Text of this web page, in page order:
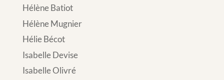
Hélène Batiot
Hélène Mugnier
Hélie Bécot
Isabelle Devise
Isabelle Olivré